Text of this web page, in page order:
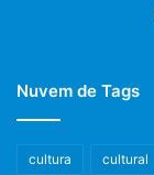
Nuvem de Tags
cultura cultural